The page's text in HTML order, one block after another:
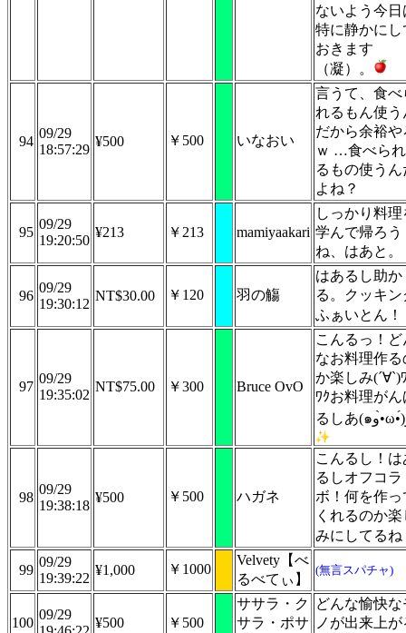
ないよう今日
特に静かにし
おきます
（凝）。
94
09/29
18:57:29
¥500 ￥500 いなおい
言うて、食べ
れるもん使う
だから余裕や
ｗ …食べられ
るもの使うん
よね？
95
09/29
19:20:50
¥213 ￥213 mamiyaakari
しっかり料理
学んで帰ろう
ね、はあと。
96
09/29
19:30:12
NT$30.00 ￥120 羽の觴
はあるし助か
る。クッキン
ふぁいとん！
97
09/29
19:35:02
NT$75.00 ￥300 Bruce OvO
こんるっ！ど
なお料理作る
か楽しみ(´∀`)
ﾜｸお料理がん
98
09/29
19:38:18
¥500 ￥500 ハガネ
こんるし！は
るしオフコラ
ボ！何を作っ
くれるのか楽
みにしてるね
99
09/29
19:39:22
¥1,000 ￥1000
Velvety【べ
るべてぃ】
(無言スパチャ)
100
09/29
¥500 ￥500
ササラ・ク
サラ・ポサ
どんな愉快な
ノが出来上が